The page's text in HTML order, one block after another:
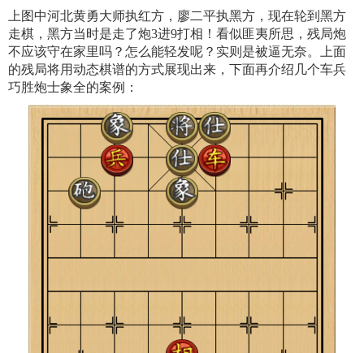
上图中河北黄勇大师执红方，廖二平执黑方，现在轮到黑方
走棋，黑方当时是走了炮3进9打相！看似匪夷所思，残局炮
不应该守在家里吗？怎么能轻发呢？实则是被逼无奈。上面
的残局将用动态棋谱的方式展现出来，下面再介绍几个车兵
巧胜炮士象全的案例：